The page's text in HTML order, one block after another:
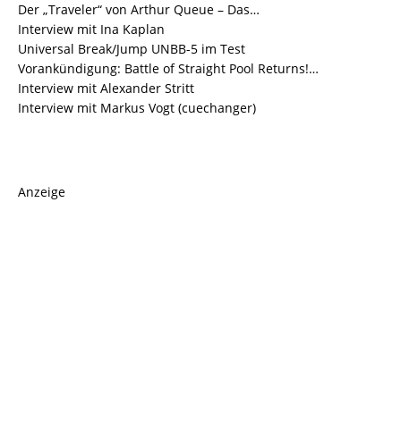
Der „Traveler“ von Arthur Queue – Das…
Interview mit Ina Kaplan
Universal Break/Jump UNBB-5 im Test
Vorankündigung: Battle of Straight Pool Returns!…
Interview mit Alexander Stritt
Interview mit Markus Vogt (cuechanger)
Anzeige